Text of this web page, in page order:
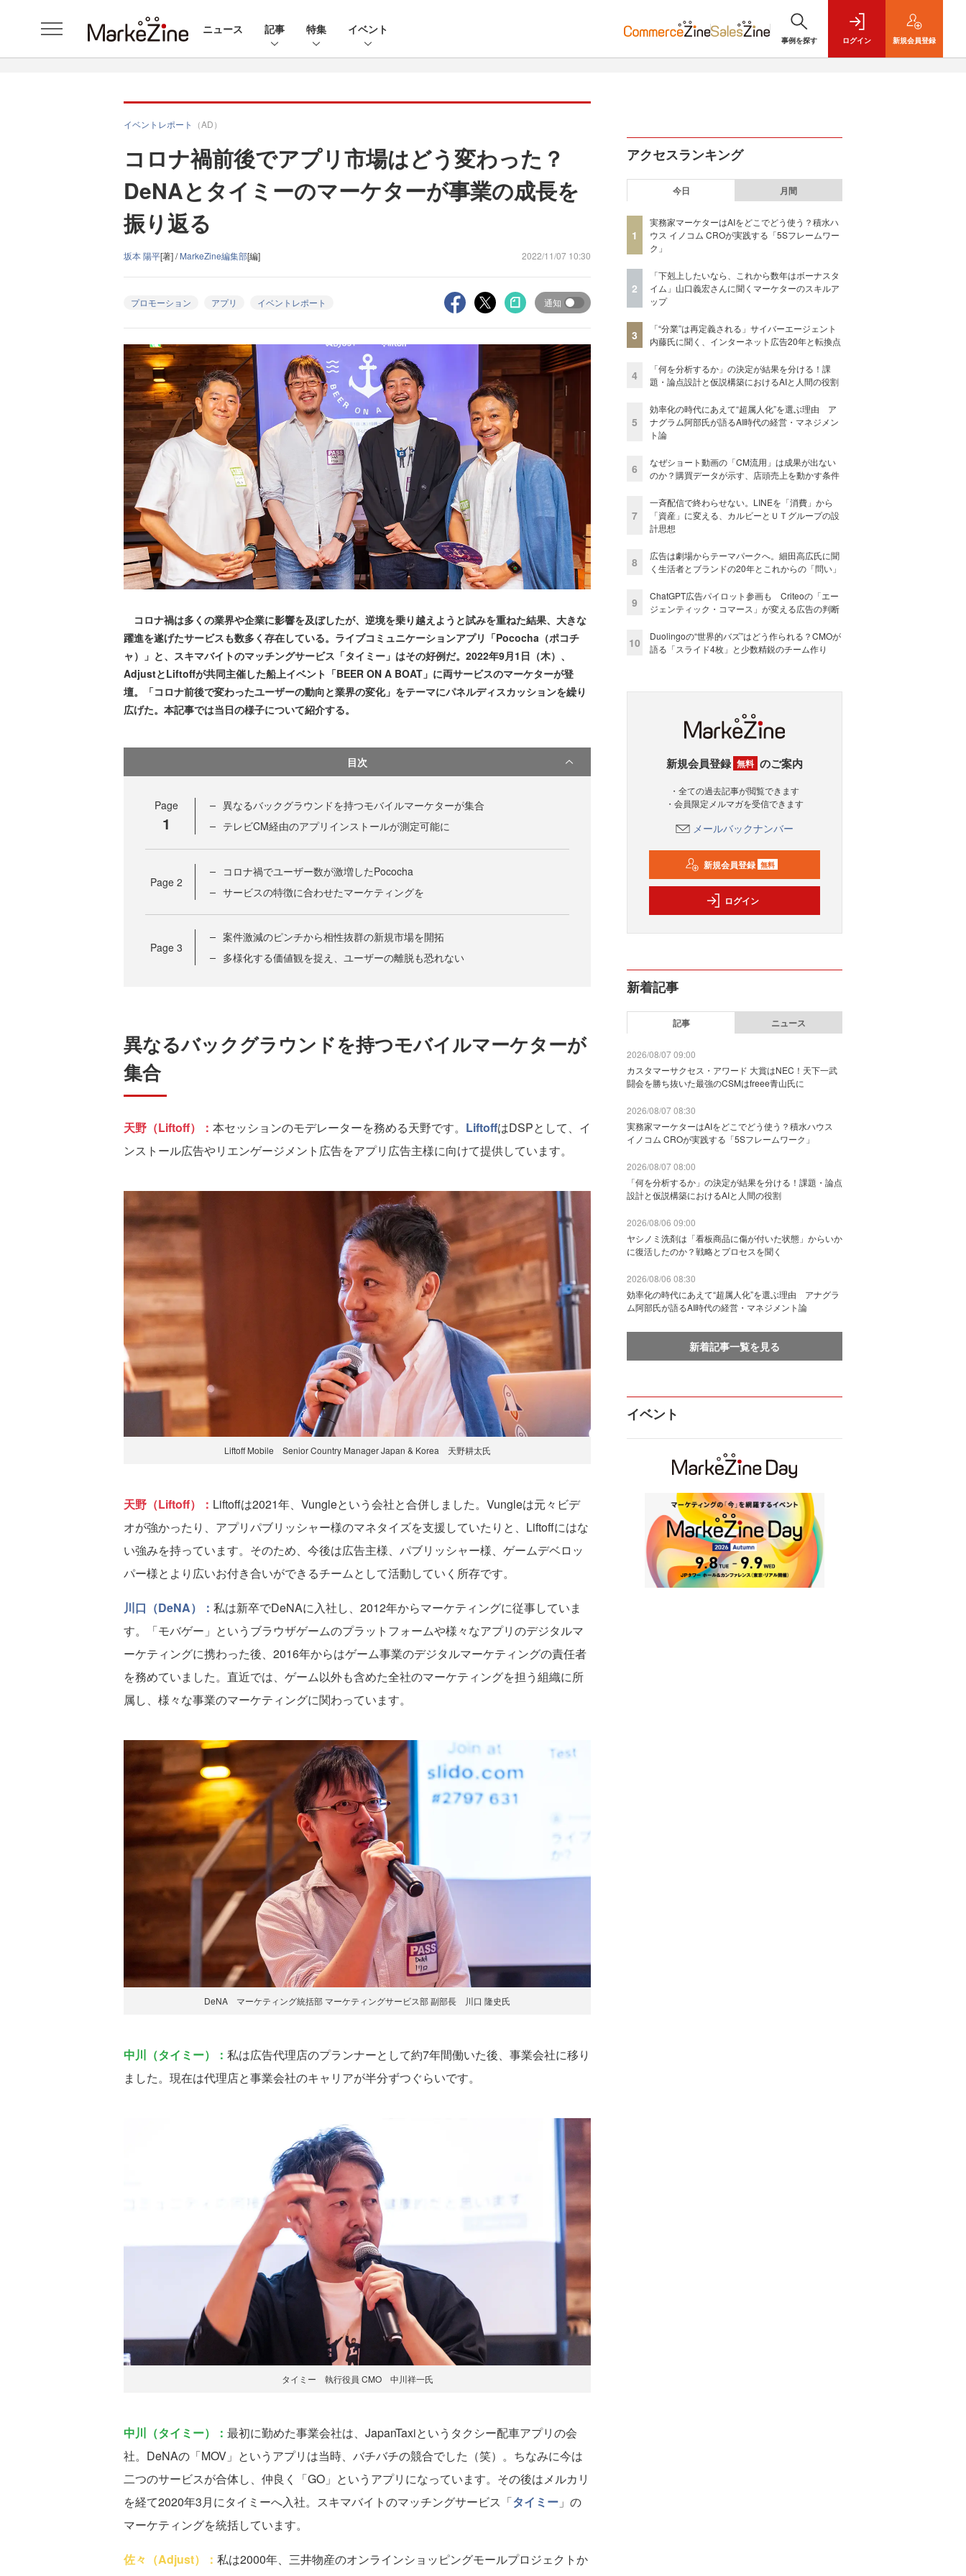
ニュース 記事 特集 イベント
事例を探す ログイン 新規会員登録
イベントレポート （AD）
コロナ禍前後でアプリ市場はどう変わった？
DeNAとタイミーのマーケターが事業の成長を
振り返る
坂本 陽平[著] /MarkeZine編集部[編] 2022/11/07 10:30
プロモーション アプリ イベントレポート 通知
コロナ禍は多くの業界や企業に影響を及ぼしたが、逆境を乗り越えようと試みを重ねた結果、大きな
躍進を遂げたサービスも数多く存在している。ライブコミュニケーションアプリ「Pococha（ポコチ
ャ）」と、スキマバイトのマッチングサービス「タイミー」はその好例だ。2022年9月1日（木）、
AdjustとLiftoffが共同主催した船上イベント「BEER ON A BOAT」に両サービスのマーケターが登
壇。「コロナ前後で変わったユーザーの動向と業界の変化」をテーマにパネルディスカッションを繰り
広げた。本記事では当日の様子について紹介する。
目次
Page
1
異なるバックグラウンドを持つモバイルマーケターが集合
テレビCM経由のアプリインストールが測定可能に
Page 2
コロナ禍でユーザー数が激増したPococha
サービスの特徴に合わせたマーケティングを
Page 3
案件激減のピンチから相性抜群の新規市場を開拓
多様化する価値観を捉え、ユーザーの離脱も恐れない
異なるバックグラウンドを持つモバイルマーケターが
集合
天野（Liftoff）： 本セッションのモデレーターを務める天野です。 LiftoffはDSPとして、イ
ンストール広告やリエンゲージメント広告をアプリ広告主様に向けて提供しています。
Liftoff Mobile Senior Country Manager Japan & Korea 天野耕太氏
天野（Liftoff）： Liftoffは2021年、Vungleという会社と合併しました。Vungleは元々ビデ
オが強かったり、アプリパブリッシャー様のマネタイズを支援していたりと、Liftoffにはな
い強みを持っています。そのため、今後は広告主様、パブリッシャー様、ゲームデベロッ
パー様とより広いお付き合いができるチームとして活動していく所存です。
川口（DeNA）： 私は新卒でDeNAに入社し、2012年からマーケティングに従事していま
す。「モバゲー」というブラウザゲームのプラットフォームや様々なアプリのデジタルマ
ーケティングに携わった後、2016年からはゲーム事業のデジタルマーケティングの責任者
を務めていました。直近では、ゲーム以外も含めた全社のマーケティングを担う組織に所
属し、様々な事業のマーケティングに関わっています。
DeNA マーケティング統括部 マーケティングサービス部 副部長 川口 隆史氏
中川（タイミー）： 私は広告代理店のプランナーとして約7年間働いた後、事業会社に移り
ました。現在は代理店と事業会社のキャリアが半分ずつぐらいです。
タイミー 執行役員 CMO 中川祥一氏
中川（タイミー）： 最初に勤めた事業会社は、JapanTaxiというタクシー配車アプリの会
社。DeNAの「MOV」というアプリは当時、バチバチの競合でした（笑）。ちなみに今は
二つのサービスが合体し、仲良く「GO」というアプリになっています。その後はメルカリ
を経て2020年3月にタイミーへ入社。スキマバイトのマッチングサービス「タイミー 」の
マーケティングを統括しています。
佐々（Adjust）： 私は2000年、三井物産のオンラインショッピングモールプロジェクトか
アクセスランキング
今日 月間
1
実務家マーケターはAIをどこでどう使う？積水ハ
ウス イノコム CROが実践する「5Sフレームワー
ク」
2
「下剋上したいなら、これから数年はボーナスタ
イム」山口義宏さんに聞くマーケターのスキルア
ップ
3
「“分業”は再定義される」サイバーエージェント
内藤氏に聞く、インターネット広告20年と転換点
4
「何を分析するか」の決定が結果を分ける！課
題・論点設計と仮説構築におけるAIと人間の役割
5
効率化の時代にあえて“超属人化”を選ぶ理由 ア
ナグラム阿部氏が語るAI時代の経営・マネジメン
ト論
6
なぜショート動画の「CM流用」は成果が出ない
のか？購買データが示す、店頭売上を動かす条件
7
一斉配信で終わらせない。LINEを「消費」から
「資産」に変える、カルビーとＵＴグループの設
計思想
8
広告は劇場からテーマパークへ。細田高広氏に聞
く生活者とブランドの20年とこれからの「問い」
9
ChatGPT広告パイロット参画も Criteoの「エー
ジェンティック・コマース」が変える広告の判断
10
Duolingoの“世界的バズ”はどう作られる？CMOが
語る「スライド4枚」と少数精鋭のチーム作り
新規会員登録 無料 のご案内
・全ての過去記事が閲覧できます
・会員限定メルマガを受信できます
メールバックナンバー
新規会員登録 無料
ログイン
新着記事
記事 ニュース
2026/08/07 09:00
カスタマーサクセス・アワード 大賞はNEC！天下一武
闘会を勝ち抜いた最強のCSMはfreee青山氏に
2026/08/07 08:30
実務家マーケターはAIをどこでどう使う？積水ハウス
イノコム CROが実践する「5Sフレームワーク」
2026/08/07 08:00
「何を分析するか」の決定が結果を分ける！課題・論点
設計と仮説構築におけるAIと人間の役割
2026/08/06 09:00
ヤシノミ洗剤は「看板商品に傷が付いた状態」からいか
に復活したのか？戦略とプロセスを聞く
2026/08/06 08:30
効率化の時代にあえて“超属人化”を選ぶ理由 アナグラ
ム阿部氏が語るAI時代の経営・マネジメント論
新着記事一覧を見る
イベント